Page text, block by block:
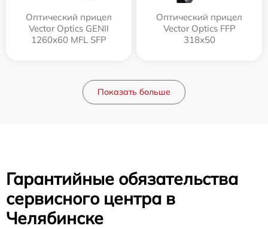
Оптический прицел
Vector Optics GENII
1260x60 MFL SFP
Оптический прицел
Vector Optics FFP
318x50
Показать больше
Гарантийные обязательства
сервисного центра в
Челябинске